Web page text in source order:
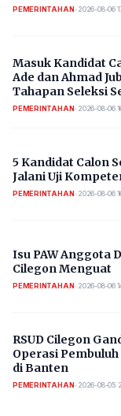
PEMERINTAHAN• 2026-08-06
Masuk Kandidat
Ade dan Ahmad
Tahapan Seleksi
PEMERINTAHAN• 2026-08-06
5 Kandidat Calon
Jalani Uji
PEMERINTAHAN• 2026-08-06
Isu PAW Anggota
Cilegon Menguat
PEMERINTAHAN• 2026-08-06
RSUD Cilegon
Operasi
di Banten
PEMERINTAHAN• 2026-08-05